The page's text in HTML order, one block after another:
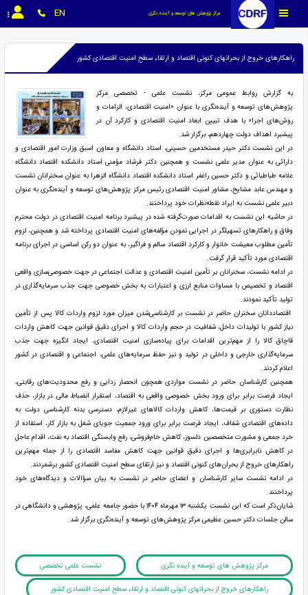
مرکز پژوهش های توسعه و آینده نگری EN
راهکارهای خروج از بحرانهای کنونی اقتصاد و ارتقاء سطح امنیت اقتصادی کشور
به گزارش روابط عمومی مرکز، نشست علمی - تخصصی مرکز
پژوهش‌های توسعه و آینده‌نگری با عنوان «امنیت اقتصادی، الزامات و
روش‌های اجرا» با هدف تبیین ابعاد امنیت اقتصادی و کارکرد آن در
پیشبرد اهداف دولت چهاردهم، برگزار شد.
در این نشست دکتر حیدر مستخدمین حسینی، استاد دانشگاه و معاون اسبق وزارت امور اقتصادی و
دارائی به عنوان مدیر علمی نشست و همچنین دکتر فرشاد مؤمنی استاد دانشکده اقتصاد دانشگاه
علامه طباطبائی و دکتر حسین راغفر استاد دانشکده اقتصاد دانشگاه الزهرا به عنوان سخنرانان نشست
و مهندس عابد مشایخ، مشاور امنیت اقتصادی رئیس مرکز پژوهش‌های توسعه و آینده‌نگری به عنوان
دبیر علمی نشست به ایراد نقطه‌نظرات خود پرداختند.
در حاشیه این نشست به اقدامات صورت‌گرفته شده در پیشبرد برنامه امنیت اقتصادی در دولت محترم
وفاق و راهکارهای تسهیلگر در اجرایی نمودن مؤلفه‌های امنیت اقتصادی پرداخته شد و همچنین، لزوم
تأمین مطلوب معیشت خانوار و کارکرد اقتصاد سالم و فراگیر، به عنوان دو رکن اساسی در اجرای برنامه
اقتصادی مورد تأکید قرار گرفت.
در ادامه نشست، سخنرانان بر تأمین امنیت اقتصادی و عدالت اجتماعی در جهت خصوصی‌سازی واقعی
اقتصاد و تخصیص با مساوات منابع ارزی و اعتبارات به بخش خصوصی جهت جذب سرمایه‌گذاری در
تولید تأکید نمودند.
اقتصاددانان سخنران حاضر در نشست بر کارشناسی‌شدن میزان مورد لزوم واردات کالا پس از تأمین
نیاز کشور با تولیدات داخل، شفافیت در حجم واردات کالا و اجرای دقیق قوانین جهت کاهش واردات
قاچاق کالا را از مهم‌ترین اقدامات برای پیاده‌سازی امنیت اقتصادی، ایجاد انگیزه جهت جذب
سرمایه‌گذاری خارجی و داخلی در تولید و نیز حفظ سرمایه‌های علمی، اجتماعی و اقتصادی در کشور
اعلام کردند.
همچنین کارشناسان حاضر در نشست مواردی همچون انحصار زدایی و رفع محدودیت‌های رقابتی،
ایجاد فرصت برابر برای ورود بخش خصوصی واقعی به اقتصاد، استقرار انضباط مالی در بازار، حذف
نظارت دستوری بر قیمت‌ها، کاهش واردات کالاهای غیرلازم، دسترسی بدنه کارشناسی دولت به
داده‌های اقتصادی شفاف، ایجاد فرصت برابر برای ورود جمعیت جویای شغل به بازار کار، استفاده از
خرد جمعی و مشورت متخصصین دلسوز، کاهش خام‌فروشی، رفع وابستگی اقتصاد به نفت، اقدام عاجل
در کاهش نابرابری‌ها و اجرای دقیق قوانین جهت کاهش مفاسد اقتصادی را از جمله مهم‌ترین
راهکارهای خروج از بحران‌های کنونی اقتصاد و نیز ارتقای سطح امنیت اقتصادی کشور برشمردند.
در ادامه نشست سایر کارشناسان و اعضای حاضر در نشست به بیان سؤالات و دیدگاه‌های خود
پرداختند.
شایان‌ذکر است که این نشست یکشنبه ۱۳ مهرماه ۱۴۰۴ با حضور جامعه علمی، پژوهشی و دانشگاهی در
سالن جلسات دکتر حسین عظیمی مرکز پژوهش‌های توسعه و آینده‌نگری برگزار شد.
مرکز پژوهش های توسعه و آینده نگری نشست علمی تخصصی
راهکارهای خروج از بحرانهای کنونی اقتصاد و ارتقاء سطح امنیت اقتصادی کشور